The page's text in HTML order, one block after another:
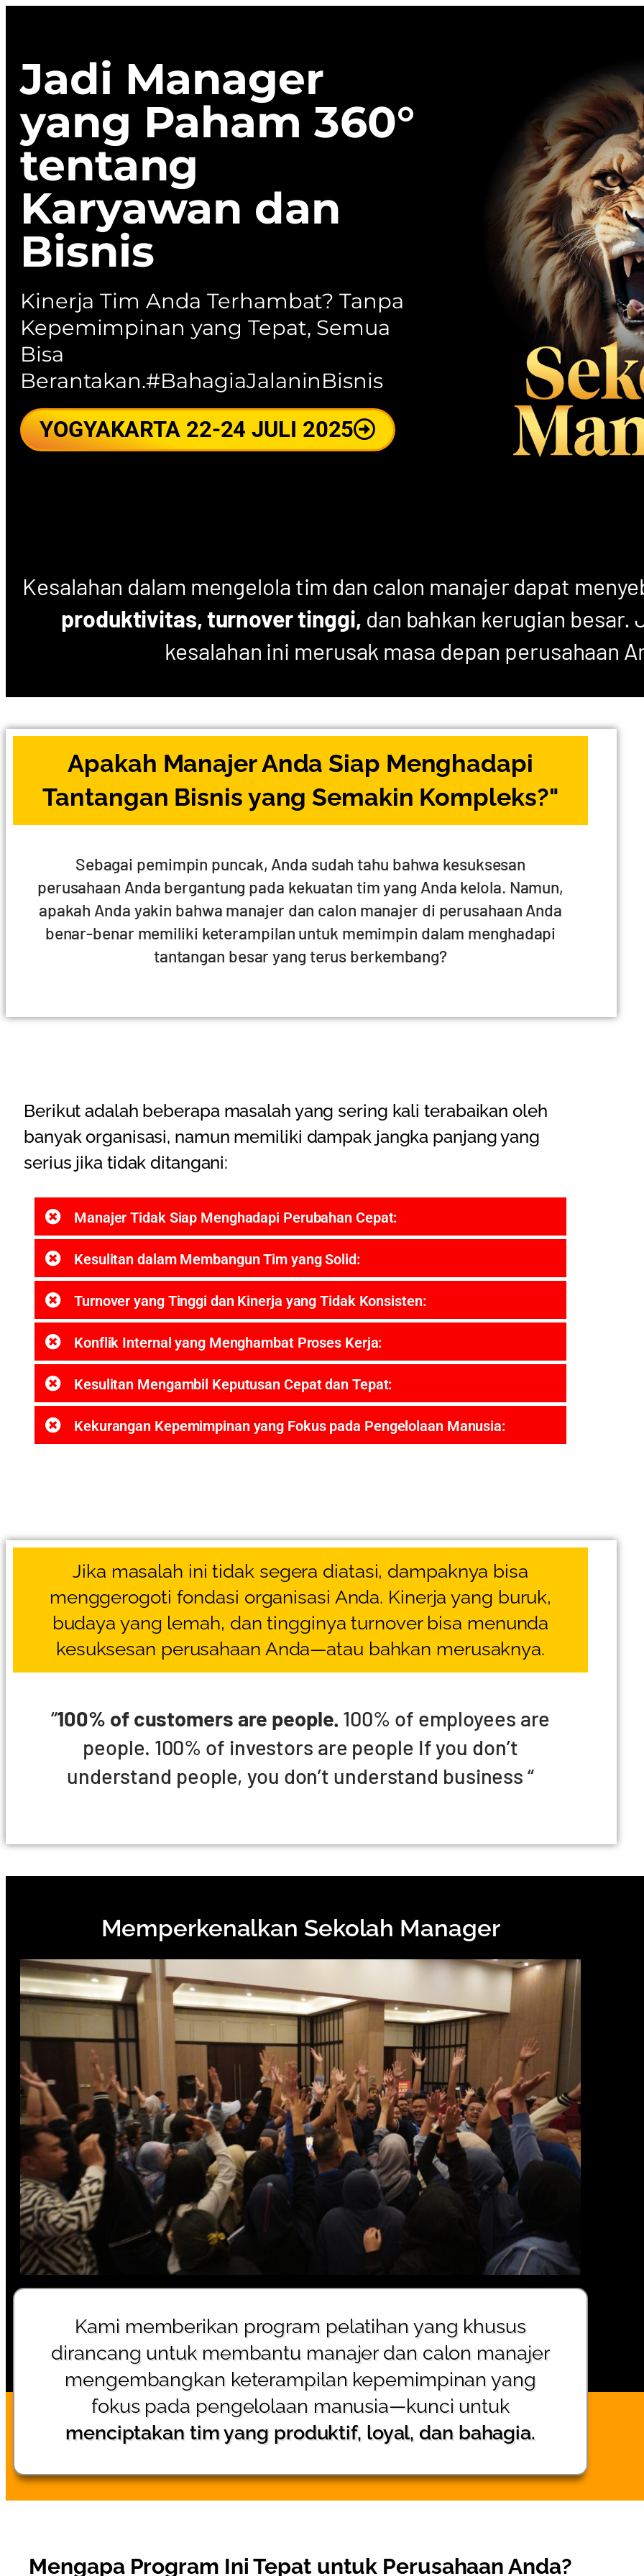
Jadi Manager
yang Paham 360°
tentang
Karyawan dan
Bisnis
Kinerja Tim Anda Terhambat? Tanpa
Kepemimpinan yang Tepat, Semua
Bisa
Berantakan.#BahagiaJalaninBisnis
YOGYAKARTA 22-24 JULI 2025
Kesalahan dalam mengelola tim dan calon manajer dapat
produktivitas, turnover tinggi, dan bahkan kerugian besar.
kesalahan ini merusak masa depan perusahaan
Apakah Manajer Anda Siap Menghadapi
Tantangan Bisnis yang Semakin Kompleks?"
Sebagai pemimpin puncak, Anda sudah tahu bahwa kesuksesan
perusahaan Anda bergantung pada kekuatan tim yang Anda kelola. Namun,
apakah Anda yakin bahwa manajer dan calon manajer di perusahaan Anda
benar-benar memiliki keterampilan untuk memimpin dalam menghadapi
tantangan besar yang terus berkembang?
Berikut adalah beberapa masalah yang sering kali terabaikan oleh
banyak organisasi, namun memiliki dampak jangka panjang yang
serius jika tidak ditangani:
Manajer Tidak Siap Menghadapi Perubahan Cepat:
Kesulitan dalam Membangun Tim yang Solid:
Turnover yang Tinggi dan Kinerja yang Tidak Konsisten:
Konflik Internal yang Menghambat Proses Kerja:
Kesulitan Mengambil Keputusan Cepat dan Tepat:
Kekurangan Kepemimpinan yang Fokus pada Pengelolaan Manusia:
Jika masalah ini tidak segera diatasi, dampaknya bisa
menggerogoti fondasi organisasi Anda. Kinerja yang buruk,
budaya yang lemah, dan tingginya turnover bisa menunda
kesuksesan perusahaan Anda—atau bahkan merusaknya.
“100% of customers are people. 100% of employees are
people. 100% of investors are people If you don’t
understand people, you don’t understand business “
Memperkenalkan Sekolah Manager
Ada 2 Cara
Kami memberikan program pelatihan yang khusus
dirancang untuk membantu manajer dan calon manajer
mengembangkan keterampilan kepemimpinan yang
fokus pada pengelolaan manusia—kunci untuk
menciptakan tim yang produktif, loyal, dan bahagia.
Mengapa Program Ini Tepat untuk Perusahaan Anda?